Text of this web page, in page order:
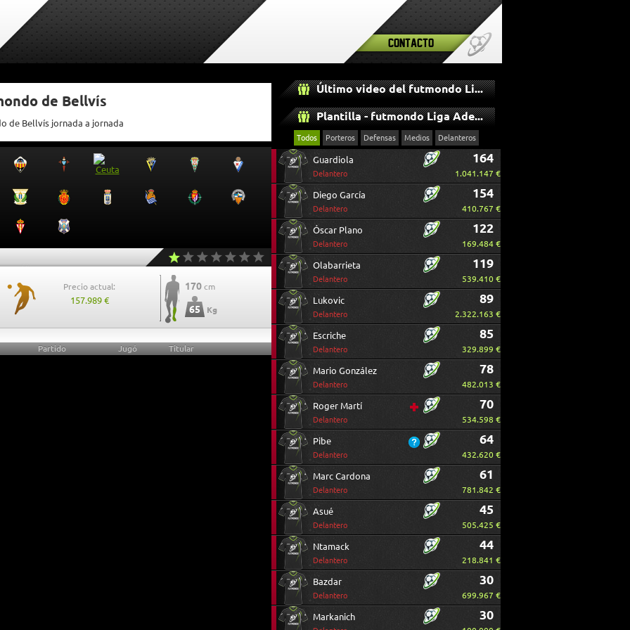
Contacto
de Bellvís
de Bellvís jornada a jornada
Precio actual:
157.989 €
170 cm
65 Kg
Partido Jugó Titular
Último video del futmondo Liga Adelante
Plantilla - futmondo Liga Adelante
Todos Porteros Defensas Medios Delanteros
Guardiola
Delantero
164
1.041.147 €
Diego García
Delantero
154
410.767 €
Óscar Plano
Delantero
122
169.484 €
Olabarrieta
Delantero
119
539.410 €
Lukovic
Delantero
89
2.322.163 €
Escriche
Delantero
85
329.899 €
Mario González
Delantero
78
482.013 €
Roger Martí
Delantero
70
534.598 €
Pibe
Delantero
64
432.620 €
Marc Cardona
Delantero
61
781.842 €
Asué
Delantero
45
505.425 €
Ntamack
Delantero
44
218.841 €
Bazdar
Delantero
30
699.967 €
Markanich 30